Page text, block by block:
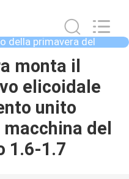
della primavera del
monta il
elicoidale
unito
del
1.6-1.7